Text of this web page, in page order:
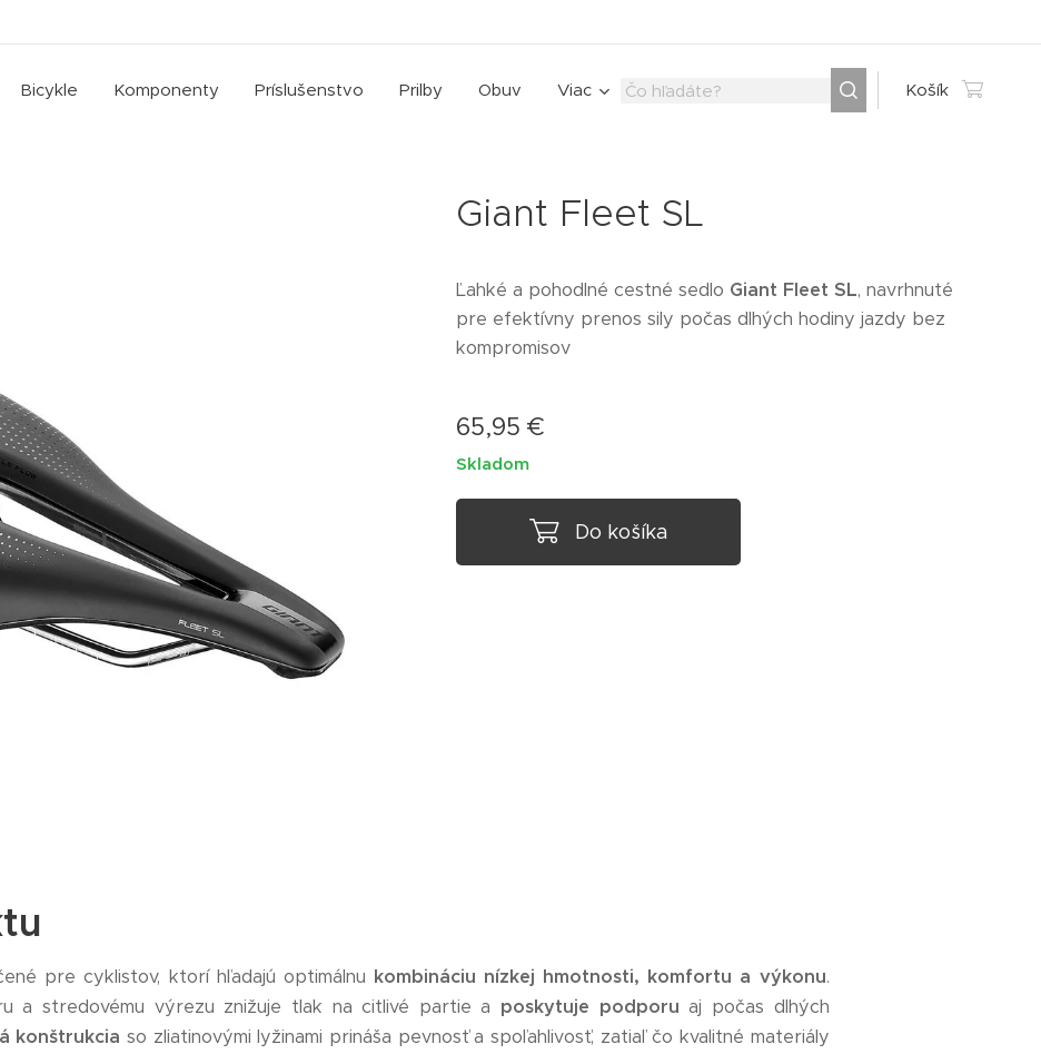
Bicykle Komponenty Príslušenstvo Prilby Obuv Viac Košík
Giant Fleet SL
Ľahké a pohodlné cestné sedlo Giant Fleet SL, navrhnuté
pre efektívny prenos sily počas dlhých hodiny jazdy bez
kompromisov
65,95 €
Skladom
Do košíka
pre cyklistov, ktorí hľadajú optimálnu kombináciu nízkej hmotnosti, komfortu a výkonu.
a stredovému výrezu znižuje tlak na citlivé partie a poskytuje podporu aj počas dlhých
konštrukcia so zliatinovými lyžinami prináša pevnosť a spoľahlivosť, zatiaľ čo kvalitné materiály